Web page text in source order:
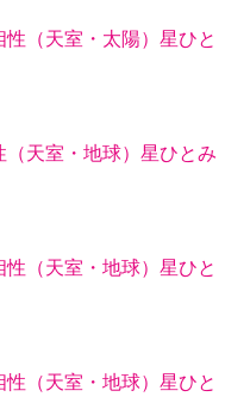
（天室・太陽）星ひと
天室・地球）星ひとみ
（天室・地球）星ひと
（天室・地球）星ひと